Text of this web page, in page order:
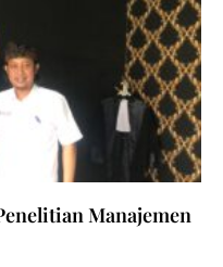
Manajemen